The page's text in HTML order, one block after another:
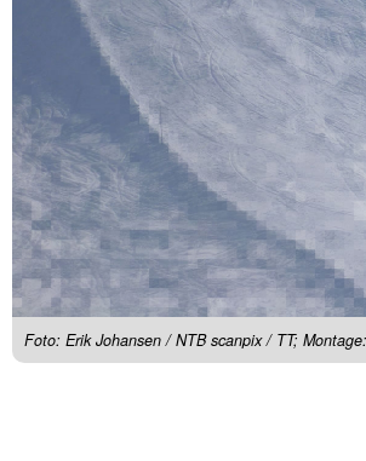
Foto: Erik Johansen / NTB scanpix / TT;